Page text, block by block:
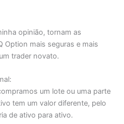
opinião, tornam as
Option mais seguras e mais
trader novato.
um lote ou uma parte
tem um valor diferente, pelo
de ativo para ativo.